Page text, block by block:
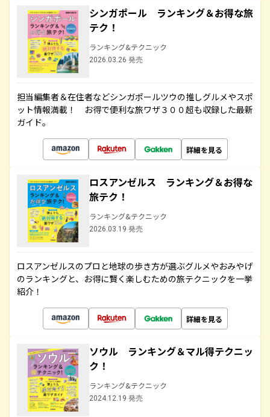
シンガポール ランキング＆お得な旅
テク！
ランキング&テクニック
2026.03.26 発売
担当編集者＆在住者などシンガポールツウの推しグルメやスポ
ット情報満載！ お得で便利な旅ワザ３００超も収録した最新
ガイド。
詳細を見る
ロスアンゼルス ランキング＆お得な
旅テク！
ランキング&テクニック
2026.03.19 発売
ロスアンゼルスのプロと地球の歩き方が選ぶグルメやおみやげ
のランキングと、お得に賢く楽しむための旅テクニックを一挙
紹介！
詳細を見る
ソウル ランキング＆マル得テクニッ
ク！
ランキング&テクニック
2024.12.19 発売